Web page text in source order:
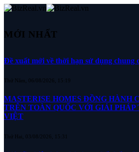
MỚI NHẤT
Đề xuất mới về thời hạn sử dụng chung
Thứ Năm, 06/08/2026, 15:19
MASTERISE HOMES ĐỒNG HÀNH
TRÊN TOÀN QUỐC VỚI GIẢI
VIỆT
Thứ Hai, 03/08/2026, 15:31